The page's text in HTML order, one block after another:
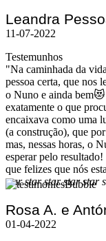
Leandra
11-07-2022
Testemunhos
"Na caminhada da
pessoa certa, que nos
o Nuno e ainda
exatamente o que
encaixava como uma
(a construção), que
mas, nessas horas, o
esperar pelo
que felizes que nós
star star star star star
Rosa A. e
01-04-2022